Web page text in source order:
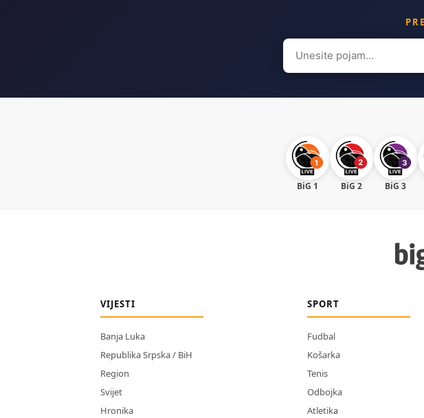
Search
for:
BiG 1 BiG 2 BiG 3
VIJESTI
Banja Luka
Republika Srpska / BiH
Region
Svijet
Hronika
SPORT
Fudbal
Košarka
Tenis
Odbojka
Atletika